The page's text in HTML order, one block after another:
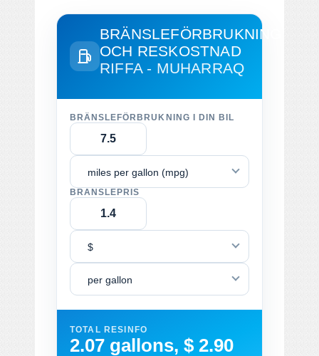
BRÄNSLEFÖRBRUKNING
OCH RESKOSTNAD
RIFFA - MUHARRAQ
BRÄNSLEFÖRBRUKNING I DIN BIL
miles per gallon (mpg)
BRÄNSLEPRIS
$
per gallon
TOTAL RESINFO
2.07 gallons, $ 2.90